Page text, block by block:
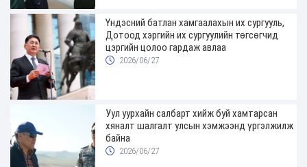
Үндэсний батлан хамгаалахын их сургууль,
Дотоод хэргийн их сургуулийн төгсөгчид
цэргийн цолоо гардаж авлаа
2026/06/27
Уул уурхайн салбарт хийж буй хамтарсан
хяналт шалгалт улсын хэмжээнд үргэлжилж
байна
2026/06/27